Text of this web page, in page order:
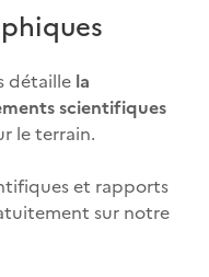
détaille la
scientifiques
le terrain.
et rapports
sur notre